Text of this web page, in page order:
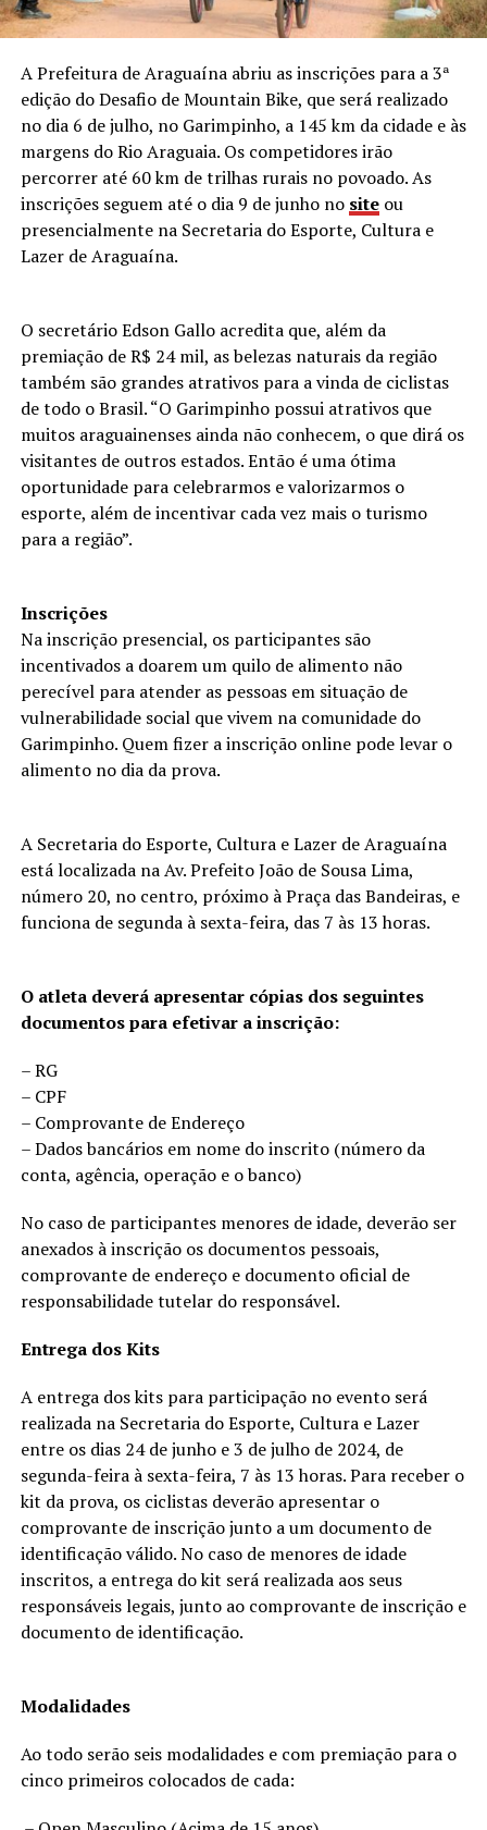
A Prefeitura de Araguaína abriu as inscrições para a 3ª
edição do Desafio de Mountain Bike, que será realizado
no dia 6 de julho, no Garimpinho, a 145 km da cidade e às
margens do Rio Araguaia. Os competidores irão
percorrer até 60 km de trilhas rurais no povoado. As
inscrições seguem até o dia 9 de junho no site ou
presencialmente na Secretaria do Esporte, Cultura e
Lazer de Araguaína.
O secretário Edson Gallo acredita que, além da
premiação de R$ 24 mil, as belezas naturais da região
também são grandes atrativos para a vinda de ciclistas
de todo o Brasil. “O Garimpinho possui atrativos que
muitos araguainenses ainda não conhecem, o que dirá os
visitantes de outros estados. Então é uma ótima
oportunidade para celebrarmos e valorizarmos o
esporte, além de incentivar cada vez mais o turismo
para a região”.
Inscrições
Na inscrição presencial, os participantes são
incentivados a doarem um quilo de alimento não
perecível para atender as pessoas em situação de
vulnerabilidade social que vivem na comunidade do
Garimpinho. Quem fizer a inscrição online pode levar o
alimento no dia da prova.
A Secretaria do Esporte, Cultura e Lazer de Araguaína
está localizada na Av. Prefeito João de Sousa Lima,
número 20, no centro, próximo à Praça das Bandeiras, e
funciona de segunda à sexta-feira, das 7 às 13 horas.
O atleta deverá apresentar cópias dos seguintes
documentos para efetivar a inscrição:
– RG
– CPF
– Comprovante de Endereço
– Dados bancários em nome do inscrito (número da
conta, agência, operação e o banco)
No caso de participantes menores de idade, deverão ser
anexados à inscrição os documentos pessoais,
comprovante de endereço e documento oficial de
responsabilidade tutelar do responsável.
Entrega dos Kits
A entrega dos kits para participação no evento será
realizada na Secretaria do Esporte, Cultura e Lazer
entre os dias 24 de junho e 3 de julho de 2024, de
segunda-feira à sexta-feira, 7 às 13 horas. Para receber o
kit da prova, os ciclistas deverão apresentar o
comprovante de inscrição junto a um documento de
identificação válido. No caso de menores de idade
inscritos, a entrega do kit será realizada aos seus
responsáveis legais, junto ao comprovante de inscrição e
documento de identificação.
Modalidades
Ao todo serão seis modalidades e com premiação para o
cinco primeiros colocados de cada: